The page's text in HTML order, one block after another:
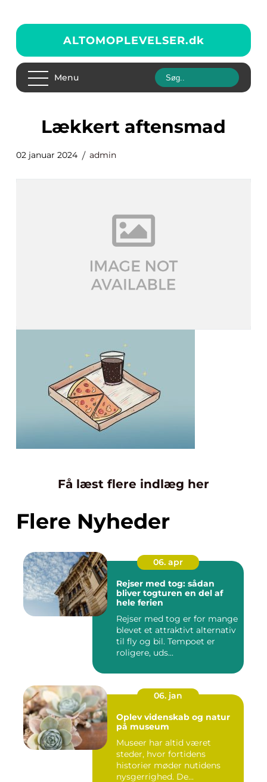
ALTOMOPLEVELSER.dk
Menu
lækkert aftensmad
02 januar 2024 admin
Få læst flere indlæg her
Flere Nyheder
06. apr
Rejser med tog: sådan
bliver togturen en del af
hele ferien
Rejser med tog er for mange
blevet et attraktivt alternativ
til fly og bil. Tempoet er
roligere, uds...
06. jan
Oplev videnskab og natur
på museum
Museer har altid været
steder, hvor fortidens
historier møder nutidens
nysgerrighed. De...